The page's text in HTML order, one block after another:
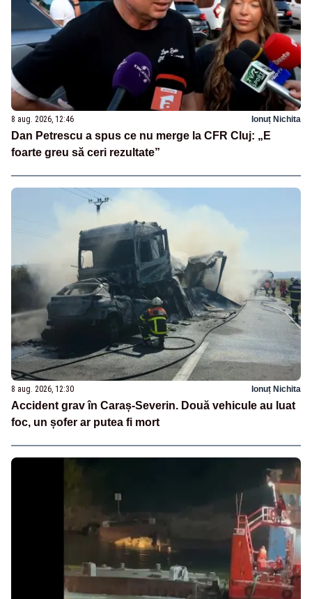
8 aug. 2026, 12:46 Ionuț Nichita
Dan Petrescu a spus ce nu merge la CFR Cluj: „E
foarte greu să ceri rezultate”
8 aug. 2026, 12:30 Ionuț Nichita
Accident grav în Caraș-Severin. Două vehicule au luat
foc, un șofer ar putea fi mort